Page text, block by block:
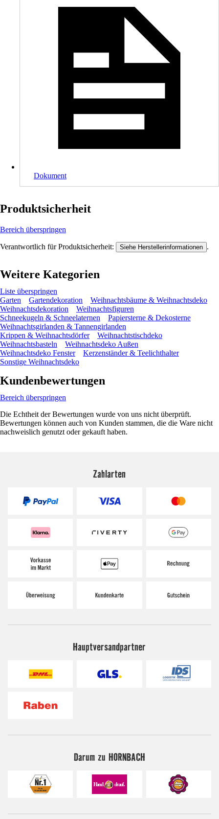
Dokument
Produktsicherheit
Bereich überspringen
Verantwortlich für Produktsicherheit: Siehe Herstellerinformationen .
Weitere Kategorien
Liste überspringen
Garten
Gartendekoration
Weihnachtsbäume & Weihnachtsdeko
Weihnachtsdekoration
Weihnachtsfiguren
Schneekugeln & Schneelaternen
Papiersterne & Dekosterne
Weihnachtsgirlanden & Tannengirlanden
Krippen & Weihnachtsdörfer
Weihnachtstischdeko
Weihnachtsbasteln
Weihnachtsdeko Außen
Weihnachtsdeko Fenster
Kerzenständer & Teelichthalter
Sonstige Weihnachtsdeko
Kundenbewertungen
Bereich überspringen
Die Echtheit der Bewertungen wurde von uns nicht überprüft.
Bewertungen können auch von Kunden stammen, die die Ware nicht
nachweislich genutzt oder gekauft haben.
Zahlarten
Hauptversandpartner
Darum zu HORNBACH